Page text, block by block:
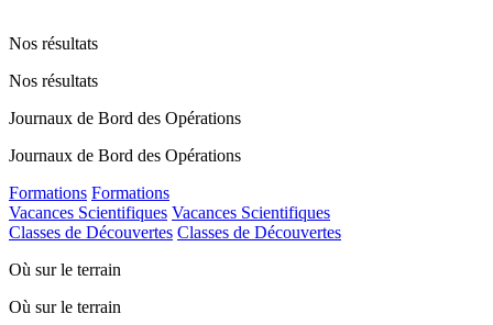
Nos résultats
Nos résultats
Journaux de Bord des Opérations
Journaux de Bord des Opérations
Formations Formations
Vacances Scientifiques Vacances Scientifiques
Classes de Découvertes Classes de Découvertes
Où sur le terrain
Où sur le terrain